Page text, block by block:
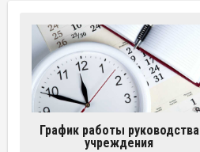
График работы руководства
учреждения